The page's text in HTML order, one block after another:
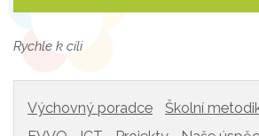
Rychle k cíli
Výchovný poradce
Školní